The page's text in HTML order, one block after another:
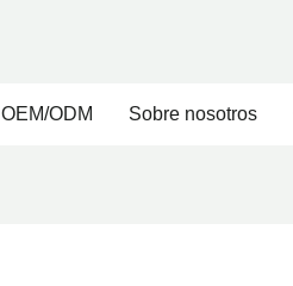
OEM/ODM Sobre nosotros